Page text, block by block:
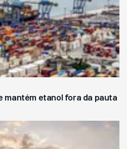
mantém etanol fora da pauta